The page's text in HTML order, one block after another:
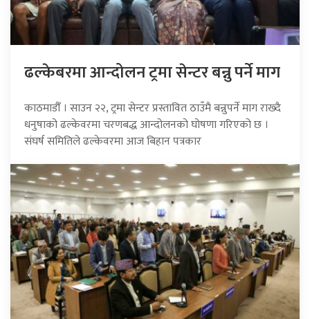
ढल्केबरमा आन्दोलन ट्रमा सेन्टर बन्नु पर्ने माग
काठमाडौँ । साउन २२, ट्रमा सेन्टर प्रस्तावित ठाउँमै बन्नुपर्ने माग राख्दै
धनुषाको ढल्केवरमा चरणबद्ध आन्दोलनको घोषणा गरिएको छ ।
संघर्ष समितिले ढल्केवरमा आज बिहान पत्रकार